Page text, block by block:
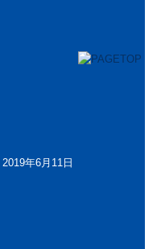
2019年6月11日